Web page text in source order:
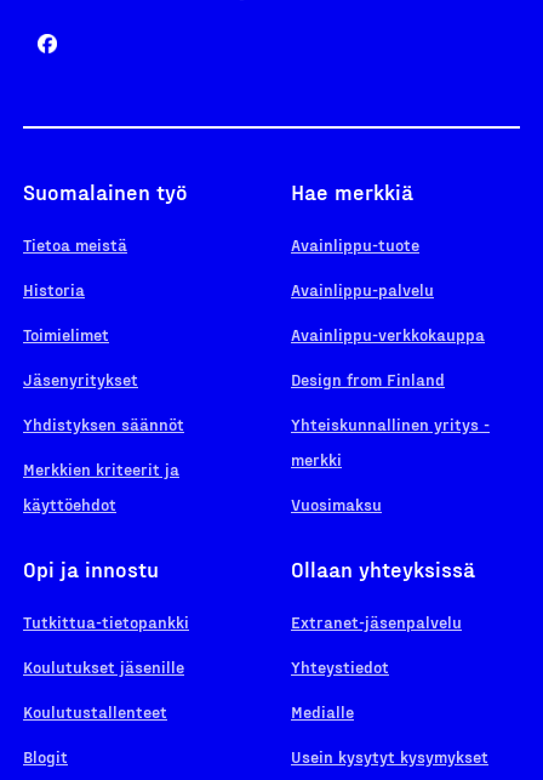
Suomalainen työ
Tietoa meistä
Historia
Toimielimet
Jäsenyritykset
Yhdistyksen säännöt
Merkkien kriteerit ja
käyttöehdot
Hae merkkiä
Avainlippu-tuote
Avainlippu-palvelu
Avainlippu-verkkokauppa
Design from Finland
Yhteiskunnallinen yritys -
merkki
Vuosimaksu
Opi ja innostu
Tutkittua-tietopankki
Koulutukset jäsenille
Koulutustallenteet
Blogit
Ollaan yhteyksissä
Extranet-jäsenpalvelu
Yhteystiedot
Medialle
Usein kysytyt kysymykset